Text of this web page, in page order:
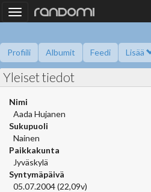
Toggle
navigation
Profiili Albumit Feedi Lisää
Kysy minulta Tietoa
Yleiset tiedot
Nimi
Aada Hujanen
Sukupuoli
Nainen
Paikkakunta
Jyväskylä
Syntymäpäivä
05.07.2004 (22,09v)